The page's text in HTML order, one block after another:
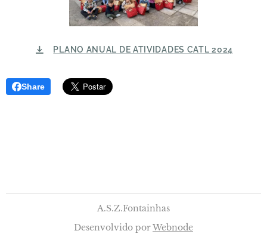
PLANO ANUAL DE ATIVIDADES CATL 2024
Share
A.S.Z.Fontainhas
Desenvolvido porWebnode